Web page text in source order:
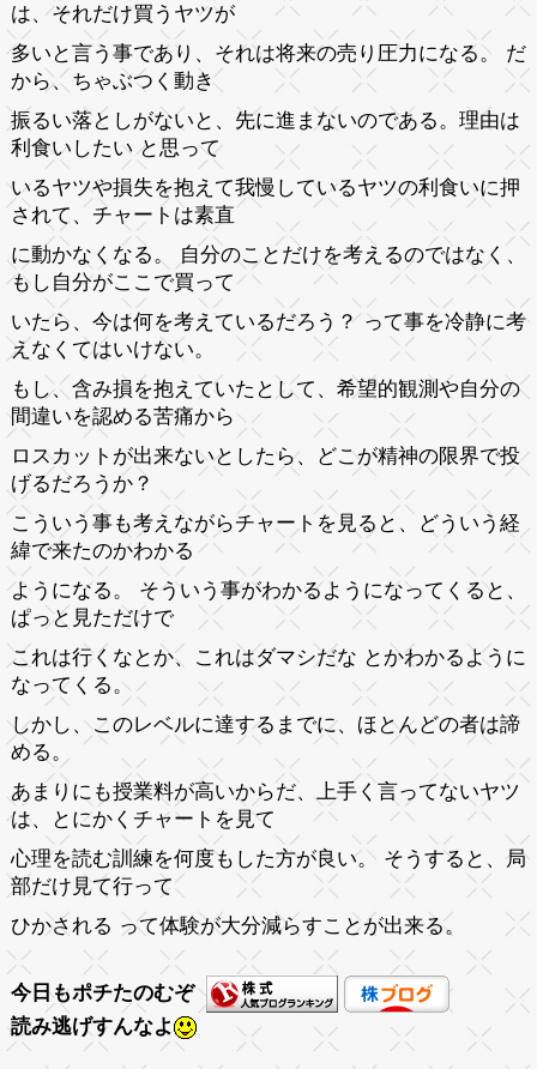
は、それだけ買うヤツが
多いと言う事であり、それは将来の売り圧力になる。 だ
から、ちゃぶつく動き
振るい落としがないと、先に進まないのである。理由は
利食いしたい と思って
いるヤツや損失を抱えて我慢しているヤツの利食いに押
されて、チャートは素直
に動かなくなる。 自分のことだけを考えるのではなく、
もし自分がここで買って
いたら、今は何を考えているだろう？ って事を冷静に考
えなくてはいけない。
もし、含み損を抱えていたとして、希望的観測や自分の
間違いを認める苦痛から
ロスカットが出来ないとしたら、どこが精神の限界で投
げるだろうか？
こういう事も考えながらチャートを見ると、どういう経
緯で来たのかわかる
ようになる。 そういう事がわかるようになってくると、
ぱっと見ただけで
これは行くなとか、これはダマシだな とかわかるように
なってくる。
しかし、このレベルに達するまでに、ほとんどの者は諦
める。
あまりにも授業料が高いからだ、上手く言ってないヤツ
は、とにかくチャートを見て
心理を読む訓練を何度もした方が良い。 そうすると、局
部だけ見て行って
ひかされる って体験が大分減らすことが出来る。
今日もポチたのむぞ
読み逃げすんなよ